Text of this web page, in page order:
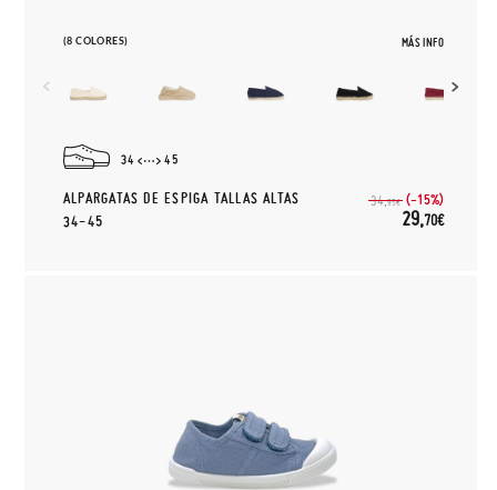
(8 COLORES) MÁS INFO
34 45
ALPARGATAS DE ESPIGA TALLAS ALTAS
34-45
34,95€ (-15%)
29,70€